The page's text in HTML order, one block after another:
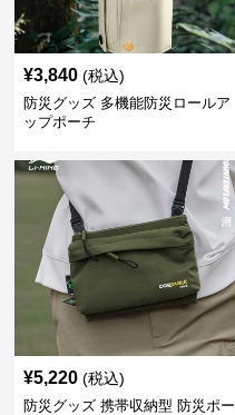
¥3,840 (税込)
防災グッズ 多機能防災ロールア
ップポーチ
¥5,220 (税込)
防災グッズ 携帯収納型 防災ポー